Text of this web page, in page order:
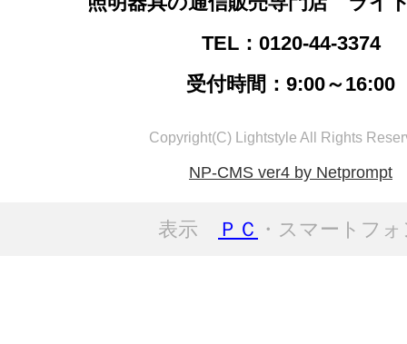
TEL：0120-44-3374
受付時間：9:00～16:00
Copyright(C) Lightstyle All Rights
NP-CMS ver4 by Netprompt
表示 ＰＣ ・スマートフ